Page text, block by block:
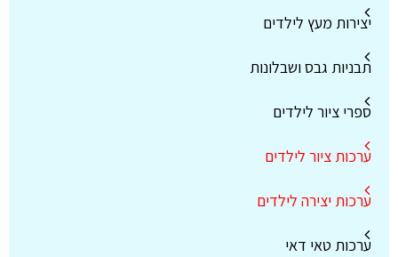
יצירות מעץ לילדים
תבניות גבס ושבלונות
ספרי ציור לילדים
ערכות ציור לילדים
ערכות יצירה לילדים
ערכות טאי דאי